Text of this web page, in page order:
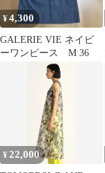
¥4,300
GALERIE VIE ネイビ
ーワンピース M 36
¥22,000